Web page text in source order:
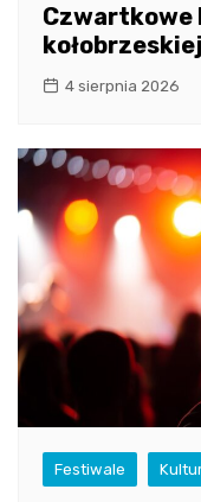
Czwartkowe
4 sierpnia 2026
Festiwale